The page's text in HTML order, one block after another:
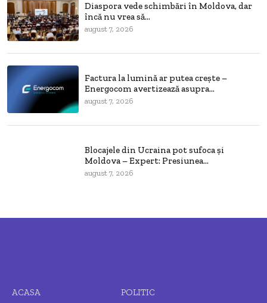
Diaspora vede schimbări în Moldova, dar
încă nu vrea să...
august 7, 2026
Factura la lumină ar putea crește –
Energocom avertizează asupra...
august 7, 2026
Blocajele din Ucraina pot sufoca și
Moldova – Expert: Presiunea...
august 7, 2026
ACASA POLITIC